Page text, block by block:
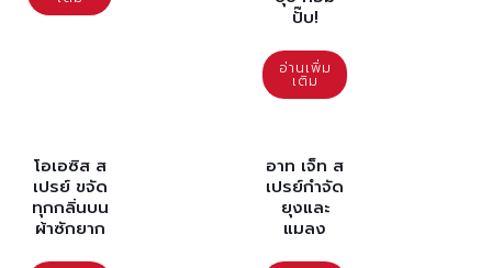
ปั๊บ!
อ่านเพิ่ม
เติม
โอเอซิส ส
เปรย์ ขจัด
ทุกกลิ่นบน
ผ้าซักยาก
อาท เจ็ท ส
เปรย์กำจัด
ยุงและ
แมลง